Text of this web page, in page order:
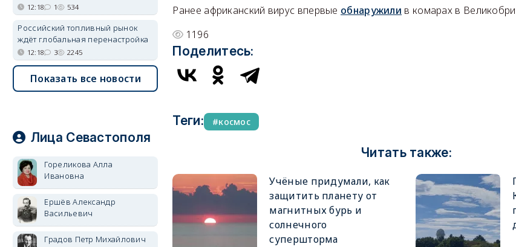
Ранее африканский вирус впервые обнаружили в комарах в
1196
Поделитесь:
Теги: космос
Читать также:
Учёные придумали, как
защитить планету от
магнитных бурь и
солнечного
супершторма
12:18 1 534
Российский топливный рынок
ждёт глобальная перенастройка
12:18 3 2245
Показать все новости
Лица Севастополя
Гореликова Алла
Ивановна
Ершёв Александр
Васильевич
Градов Петр Михайлович